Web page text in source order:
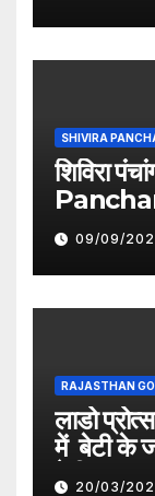
SHIVIRA
शिविरा
09/09/
RAJASTHAN
लाडो
में बेटी के
देगी सरकार
20/03/